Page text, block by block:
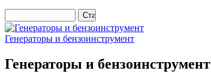
Генераторы и бензоинструмент
Генераторы и бензоинструмент